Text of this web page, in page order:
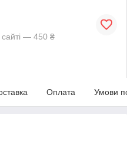
— 450 ₴
Оплата Умови